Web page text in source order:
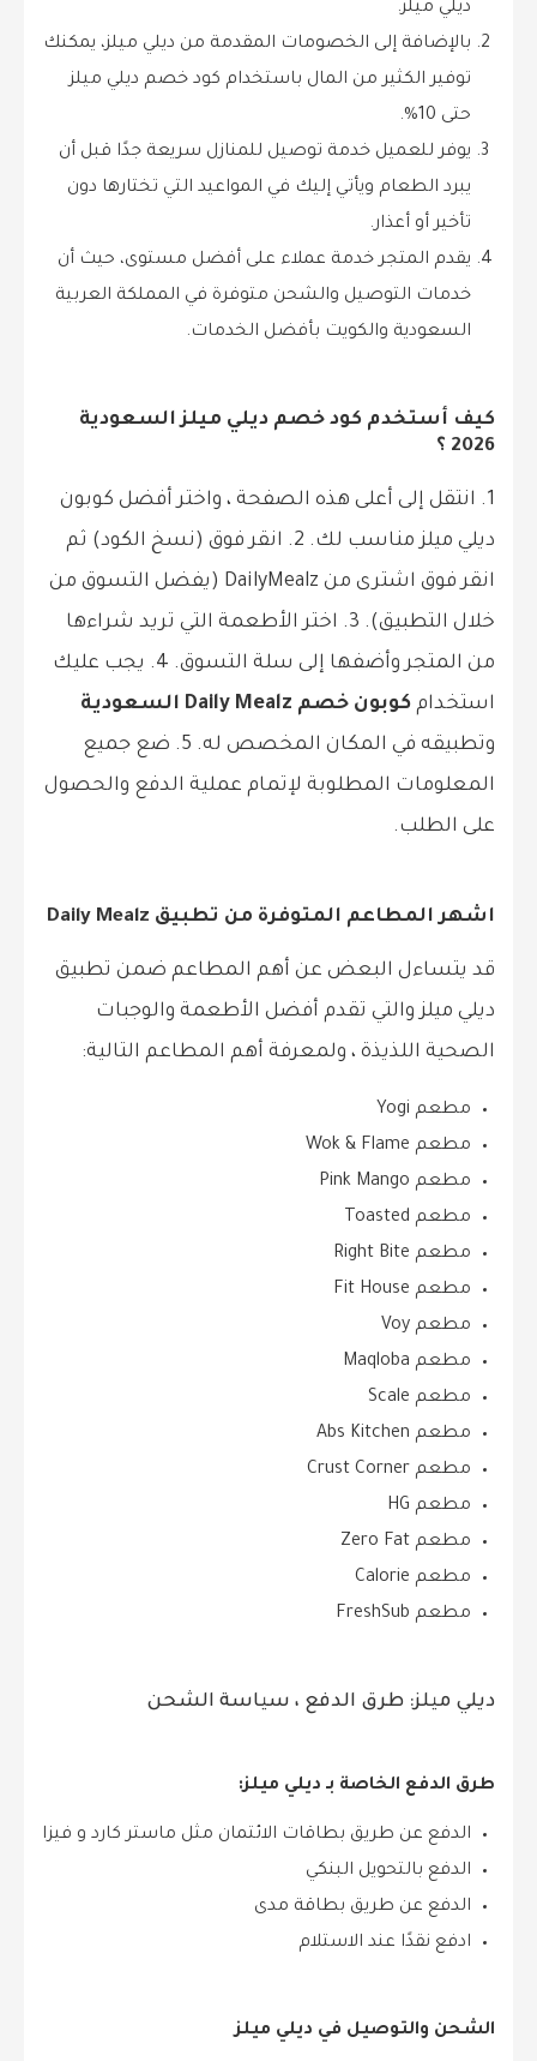
ديلي ميلز.
بالإضافة إلى الخصومات المقدمة من ديلي ميلز، يمكنك
توفير الكثير من المال باستخدام كود خصم ديلي ميلز
حتى 10%.
يوفر للعميل خدمة توصيل للمنازل سريعة جدًا قبل أن
يبرد الطعام ويأتي إليك في المواعيد التي تختارها دون
تأخير أو أعذار.
يقدم المتجر خدمة عملاء على أفضل مستوى، حيث أن
خدمات التوصيل والشحن متوفرة في المملكة العربية
السعودية والكويت بأفضل الخدمات.
كيف أستخدم كود خصم ديلي ميلز السعودية
2026 ؟
1. انتقل إلى أعلى هذه الصفحة ، واختر أفضل كوبون
ديلي ميلز مناسب لك. 2. انقر فوق (نسخ الكود) ثم
انقر فوق اشترى من DailyMealz (يفضل التسوق من
خلال التطبيق). 3. اختر الأطعمة التي تريد شراءها
من المتجر وأضفها إلى سلة التسوق. 4. يجب عليك
استخدام كوبون خصم Daily Mealz السعودية
وتطبيقه في المكان المخصص له. 5. ضع جميع
المعلومات المطلوبة لإتمام عملية الدفع والحصول
على الطلب.
اشهر المطاعم المتوفرة من تطبيق Daily Mealz
قد يتساءل البعض عن أهم المطاعم ضمن تطبيق
ديلي ميلز والتي تقدم أفضل الأطعمة والوجبات
الصحية اللذيذة ، ولمعرفة أهم المطاعم التالية:
مطعم Yogi
مطعم Wok & Flame
مطعم Pink Mango
مطعم Toasted
مطعم Right Bite
مطعم Fit House
مطعم Voy
مطعم Maqloba
مطعم Scale
مطعم Abs Kitchen
مطعم Crust Corner
مطعم HG
مطعم Zero Fat
مطعم Calorie
مطعم FreshSub
ديلي ميلز: طرق الدفع ، سياسة الشحن
طرق الدفع الخاصة بـ ديلي ميلز:
الدفع عن طريق بطاقات الائتمان مثل ماستر كارد و فيزا
الدفع بالتحويل البنكي
الدفع عن طريق بطاقة مدى
ادفع نقدًا عند الاستلام
الشحن والتوصيل في ديلي ميلز